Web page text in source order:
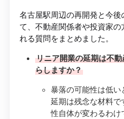
名古屋駅周辺の再開発と今後
て、不動産関係者や投資家の
れる質問をまとめました。
リニア開業の延期は不
らしますか？
暴落の可能性は低
延期は残念な材料
性自体が変わるわけ